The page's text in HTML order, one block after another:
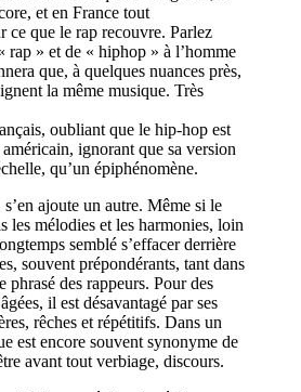
et en France tout
ce que le rap recouvre. Parlez
rap » et de « hiphop » à l’homme
que, à quelques nuances près,
la même musique. Très
oubliant que le hip-hop est
ignorant que sa version
qu’un épiphénomène.
ajoute un autre. Même si le
les mélodies et les harmonies, loin
semblé s’effacer derrière
souvent prépondérants, tant dans
phrasé des rappeurs. Pour des
il est désavantagé par ses
rêches et répétitifs. Dans un
est encore souvent synonyme de
avant tout verbiage, discours.